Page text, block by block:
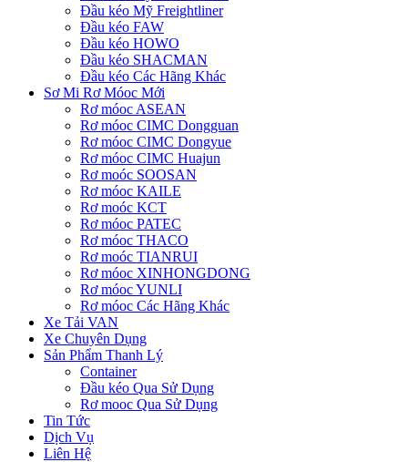
Đầu kéo Mỹ Freightliner
Đầu kéo FAW
Đầu kéo HOWO
Đầu kéo SHACMAN
Đầu kéo Các Hãng Khác
Sơ Mi Rơ Móoc Mới
Rơ móoc ASEAN
Rơ móoc CIMC Dongguan
Rơ móoc CIMC Dongyue
Rơ móoc CIMC Huajun
Rơ moóc SOOSAN
Rơ móoc KAILE
Rơ moóc KCT
Rơ móoc PATEC
Rơ móoc THACO
Rơ moóc TIANRUI
Rơ móoc XINHONGDONG
Rơ móoc YUNLI
Rơ móoc Các Hãng Khác
Xe Tải VAN
Xe Chuyên Dụng
Sản Phẩm Thanh Lý
Container
Đầu kéo Qua Sử Dụng
Rơ mooc Qua Sử Dụng
Tin Tức
Dịch Vụ
Liên Hệ